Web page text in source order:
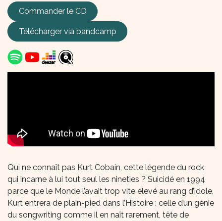
Commander le CD
Télécharger via bandcamp
Qui ne connaît pas Kurt Cobain, cette légende du rock
qui incarne à lui tout seul les nineties ? Suicidé en 1994
parce que le Monde l’avait trop vite élevé au rang d’idole,
Kurt entrera de plain-pied dans l’Histoire : celle d’un génie
du songwriting comme il en naît rarement, tête de